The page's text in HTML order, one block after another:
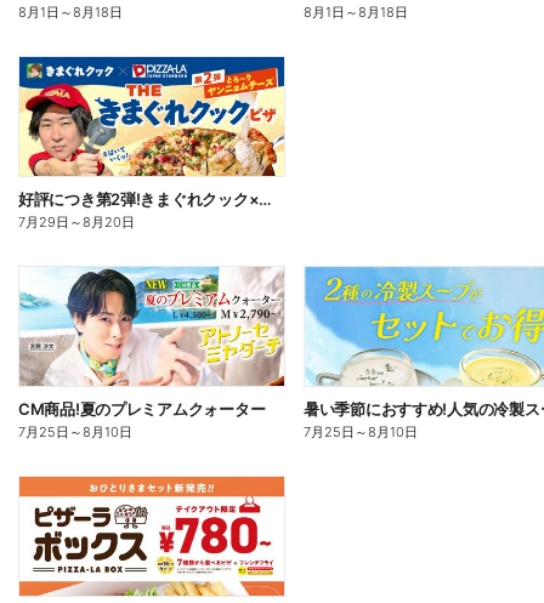
8月1日 ～8月18日 8月1日 ～8月18日
好評につき第2弾!きまぐれクック×ピザーラ コラボピザ新登場
7月29日 ～8月20日
CM商品!夏のプレミアムクォーター
7月25日 ～8月10日 7月25日 ～8月10日